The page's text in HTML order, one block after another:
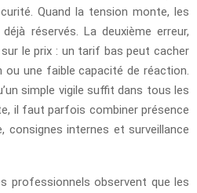
Quand la tension monte, les
réservés. La deuxième erreur,
le prix : un tarif bas peut cacher
ou une faible capacité de réaction.
simple vigile suffit dans tous les
il faut parfois combiner présence
consignes internes et surveillance
professionnels observent que les